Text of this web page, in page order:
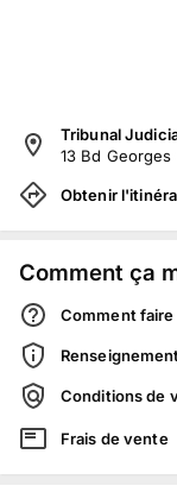
Tribunal
13 Bd
Obtenir
Comment ça
Comment
Conditions de
Frais de vente